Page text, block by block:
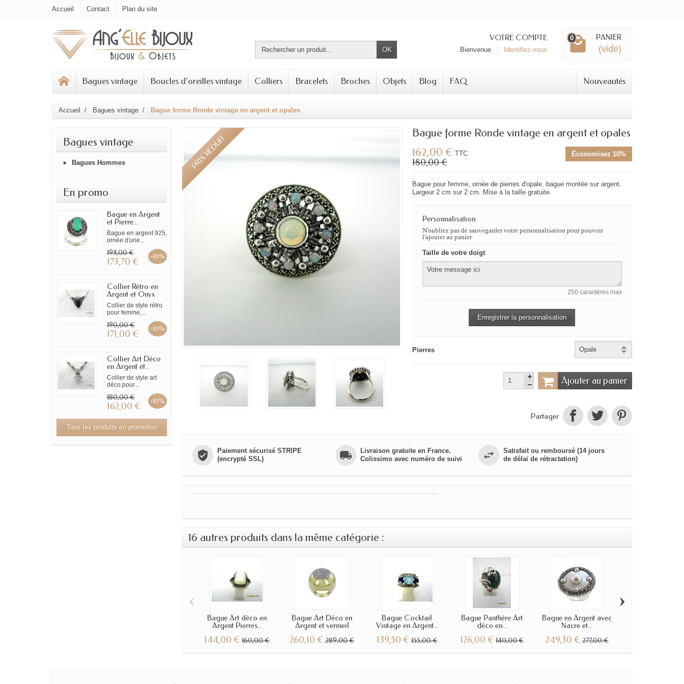
Accueil Contact Plan du site
OK
PANIER
(vide)
0
VOTRE COMPTE
Bienvenue Identifiez-vous
Nouveautés
Bagues vintage Boucles d'oreilles vintage Colliers Bracelets Broches Objets Blog FAQ
Accueil Bagues vintage Bague forme Ronde vintage en argent et opales
Bagues vintage
Bagues Hommes
En promo
Bague en Argent
et Pierre...
Bague en argent 925,
ornée d'une...
193,00 € -10%
173,70 €
Collier Rétro en
Argent et Onyx
Collier de style rétro
pour femme,...
190,00 € -10%
171,00 €
Collier Art Déco
en Argent et...
Collier de style art
déco pour...
180,00 € -10%
162,00 €
Tous les produits en promotion
PRIX RÉDUIT
Bague forme Ronde vintage en argent et opales
Économisez 10%
162,00 € TTC
180,00 €
Bague pour femme, ornée de pierres d'opale, bague montée sur argent.
Largeur 2 cm sur 2 cm. Mise à la taille gratuite.
Personnalisation
N'oubliez pas de sauvegarder votre personnalisation pour pouvoir
l'ajouter au panier
Taille de votre doigt
250 caractères max
Enregistrer la personnalisation
Pierres
Ajouter au panier
Partager
Paiement sécurisé STRIPE
(encrypté SSL)
Livraison gratuite en France.
Colissimo avec numéro de suivi
Satisfait ou remboursé (14 jours
de délai de rétractation)
16 autres produits dans la même catégorie :
Bague Art déco en
Argent Pierres...
144,00 € 160,00 €
Bague Art Déco en
Argent et vermeil
260,10 € 289,00 €
Bague Cocktail
Vintage en Argent...
139,50 € 155,00 €
Bague Panthère Art
déco en...
126,00 € 140,00 €
Bague en Argent avec
Nacre et...
249,30 € 277,00 €
‹ ›